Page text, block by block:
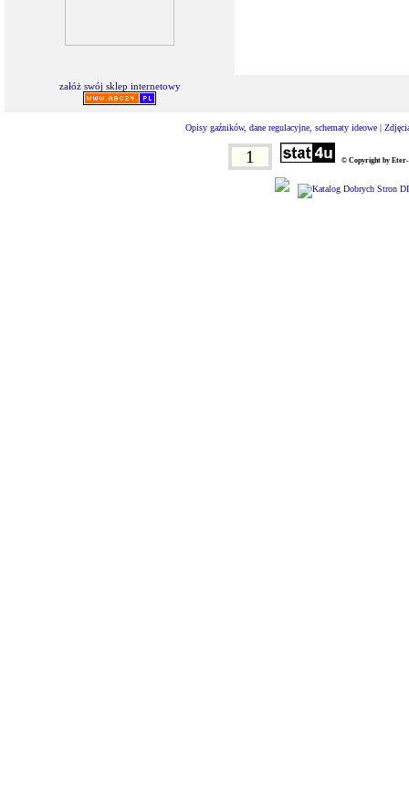
załóż swój sklep internetowy
Opisy gaźników, dane regulacyjne, schematy ideowe |
1 © Copyright by